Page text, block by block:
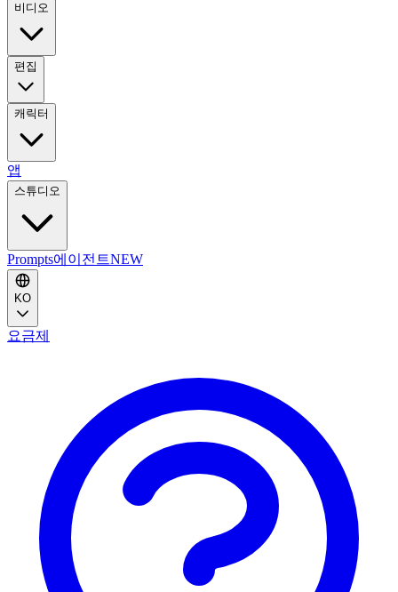
비디오
편집
캐릭터
앱
스튜디오
Prompts에이전트NEW
KO
요금제